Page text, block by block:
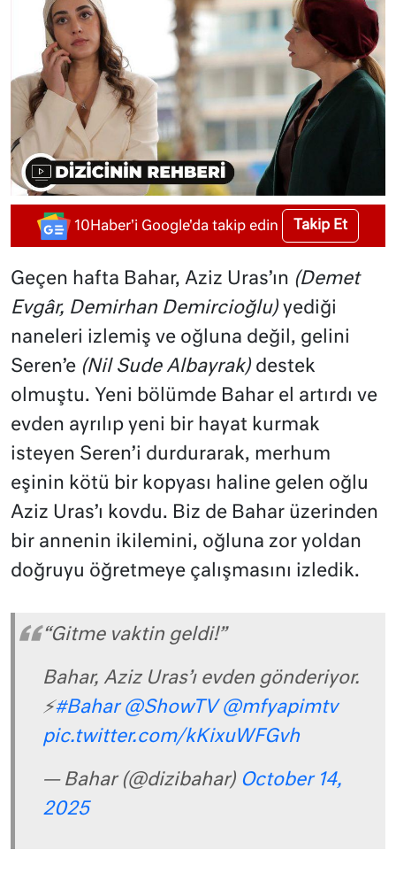
10Haber'i Google'da takip edin Takip Et
Geçen hafta Bahar, Aziz Uras’ın (Demet
Evgâr, Demirhan Demircioğlu) yediği
naneleri izlemiş ve oğluna değil, gelini
Seren’e (Nil Sude Albayrak) destek
olmuştu. Yeni bölümde Bahar el artırdı ve
evden ayrılıp yeni bir hayat kurmak
isteyen Seren’i durdurarak, merhum
eşinin kötü bir kopyası haline gelen oğlu
Aziz Uras’ı kovdu. Biz de Bahar üzerinden
bir annenin ikilemini, oğluna zor yoldan
doğruyu öğretmeye çalışmasını izledik.
“Gitme vaktin geldi!”
Bahar, Aziz Uras’ı evden gönderiyor.
⚡#Bahar @ShowTV @mfyapimtv
pic.twitter.com/kKixuWFGvh
— Bahar (@dizibahar) October 14,
2025